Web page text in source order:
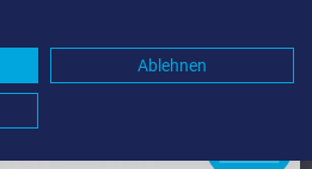
mit Extraraum
Ablehnen